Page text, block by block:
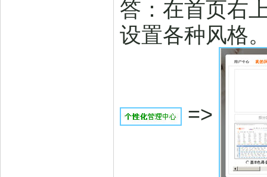
答：在首页右
设置各种风格
=>